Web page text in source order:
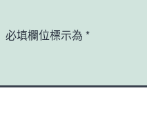
必填欄位標示為 *